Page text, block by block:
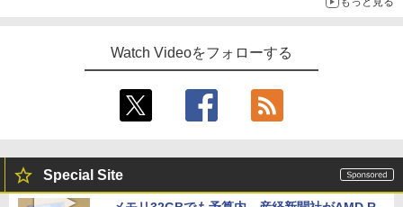
Alpha2」発表』『KDDI 「povo2.0」サービス説明会』
Watch Videoをフォローする
Special Site